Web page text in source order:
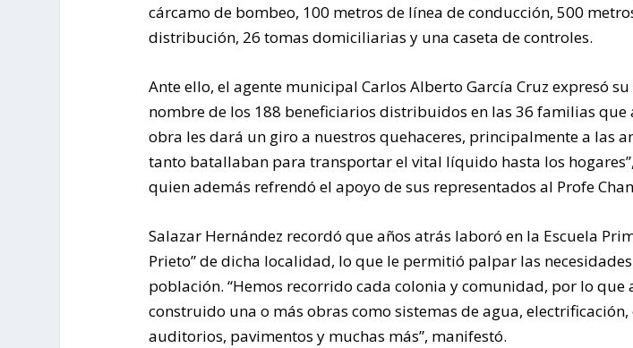
cárcamo de bombeo, 100 metros de línea de conducción, 500
distribución, 26 tomas domiciliarias y una caseta de controles.
Ante ello, el agente municipal Carlos Alberto García Cruz expresó
nombre de los 188 beneficiarios distribuidos en las 36 familias que
obra les dará un giro a nuestros quehaceres, principalmente a las
tanto batallaban para transportar el vital líquido hasta los
quien además refrendó el apoyo de sus representados al Profe
Salazar Hernández recordó que años atrás laboró en la Escuela
Prieto” de dicha localidad, lo que le permitió palpar las
población. “Hemos recorrido cada colonia y comunidad, por lo que
construido una o más obras como sistemas de agua, electrificación,
auditorios, pavimentos y muchas más”, manifestó.